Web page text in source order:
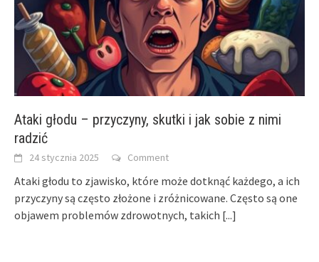
Ataki głodu – przyczyny, skutki i jak sobie z nimi
radzić
24 stycznia 2025 Comment
Ataki głodu to zjawisko, które może dotknąć każdego, a ich
przyczyny są często złożone i zróżnicowane. Często są one
objawem problemów zdrowotnych, takich [...]